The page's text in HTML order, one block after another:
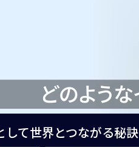
して世界とつながる秘訣